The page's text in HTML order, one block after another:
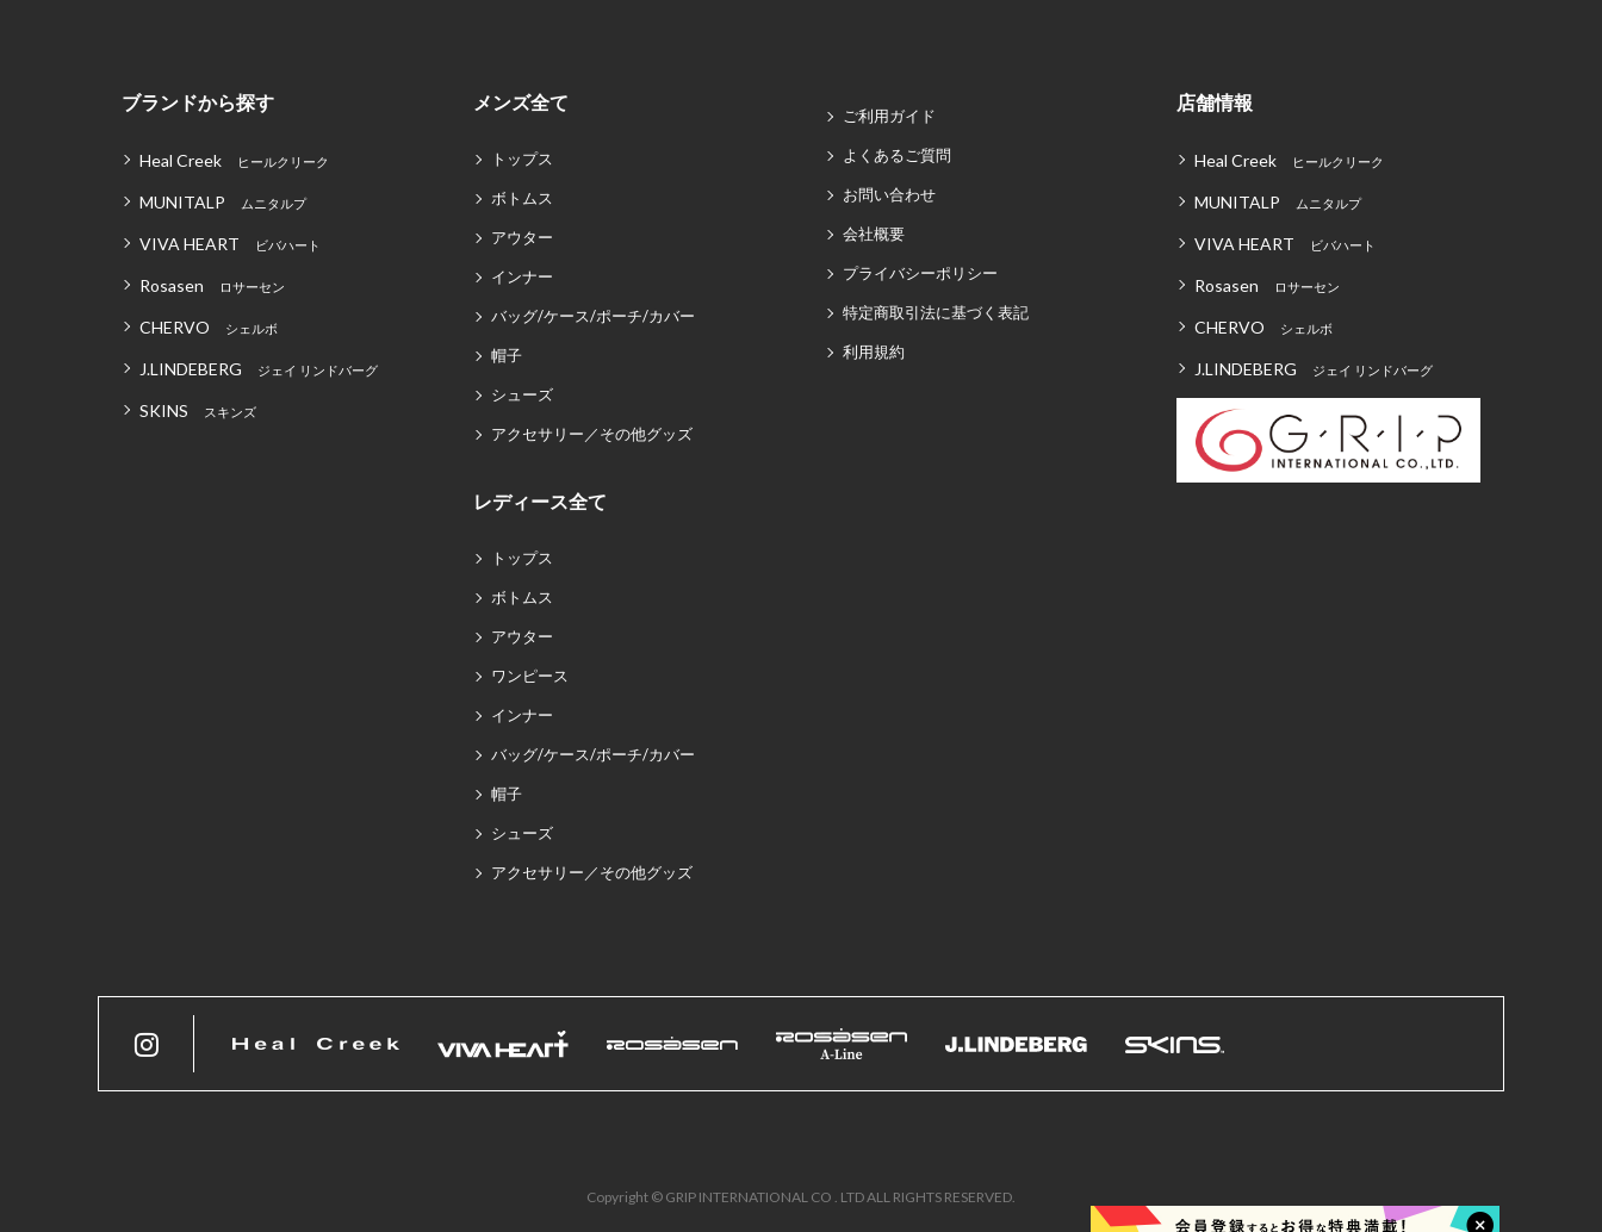
ブランドから探す
Heal Creek ヒールクリーク
MUNITALP ムニタルプ
VIVA HEART ビバハート
Rosasen ロサーセン
CHERVO シェルボ
J.LINDEBERG ジェイ リンドバーグ
SKINS スキンズ
メンズ全て
トップス
ボトムス
アウター
インナー
バッグ/ケース/ポーチ/カバー
帽子
シューズ
アクセサリー／その他グッズ
レディース全て
トップス
ボトムス
アウター
ワンピース
インナー
バッグ/ケース/ポーチ/カバー
帽子
シューズ
アクセサリー／その他グッズ
ご利用ガイド
よくあるご質問
お問い合わせ
会社概要
プライバシーポリシー
特定商取引法に基づく表記
利用規約
店舗情報
Heal Creek ヒールクリーク
MUNITALP ムニタルプ
VIVA HEART ビバハート
Rosasen ロサーセン
CHERVO シェルボ
J.LINDEBERG ジェイ リンドバーグ
Copyright © GRIP INTERNATIONAL CO . LTD ALL RIGHTS RESERVED.